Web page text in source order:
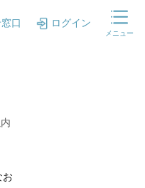
口 ログイン
メニュー
お